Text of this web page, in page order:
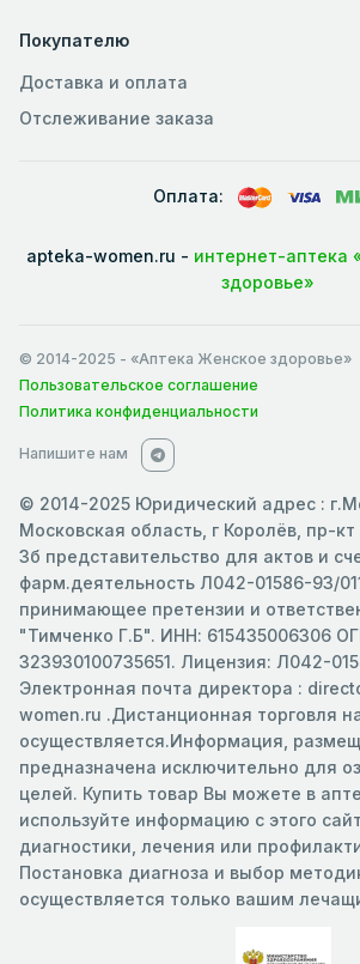
Покупателю
Доставка и оплата
Отслеживание заказа
Оплата:
apteka-women.ru - интернет-аптека
здоровье»
© 2014-2025 - «Аптека Женское здоровье»
Пользовательское соглашение
Политика конфиденциальности
Напишите нам
© 2014-2025 Юридический адрес :
Московская область, г Королёв, пр-
3б представительство для актов и
фарм.деятельность Л042-01586-93/
принимающее претензии и
"Тимченко Г.Б". ИНН: 615435006306
323930100735651. Лицензия: Л042-
Электронная почта директора :
women.ru .Дистанционная торговля
осуществляется.Информация,
предназначена исключительно для
целей. Купить товар Вы можете в
используйте информацию с этого
диагностики, лечения или
Постановка диагноза и выбор
осуществляется только вашим